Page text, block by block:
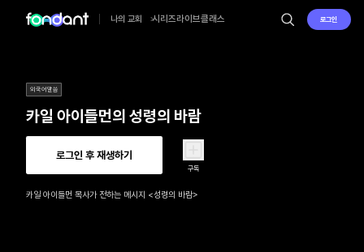
나의 교회 시리즈라이브클래스 로그인
외국어말씀
카일 아이들먼의 성령의 바람
로그인 후 재생하기
구독
카일 아이들먼 목사가 전하는 메시지 <성령의 바람>